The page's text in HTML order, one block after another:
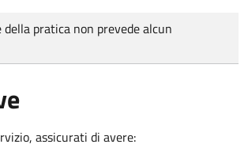
della pratica non prevede alcun
assicurati di avere: